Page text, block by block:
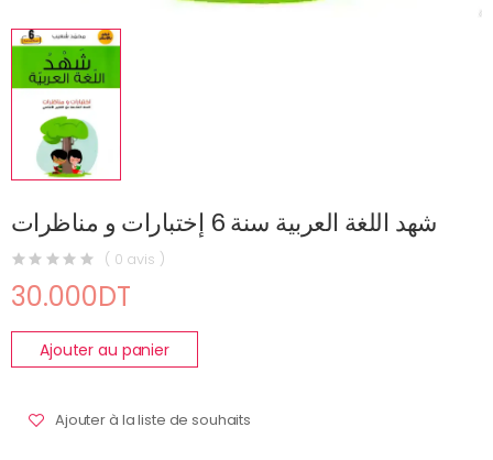
شهد اللغة العربية سنة 6 إختبارات و مناظرات
( 0 avis )
30.000DT
Ajouter au panier
Ajouter à la liste de souhaits